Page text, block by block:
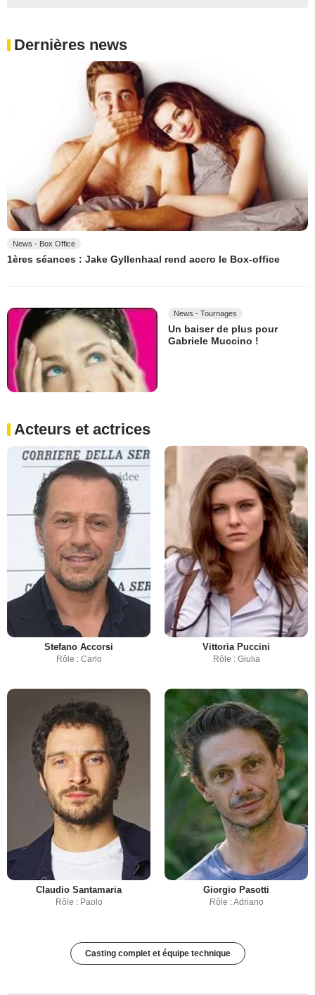
Dernières news
News - Box Office
1ères séances : Jake Gyllenhaal rend accro le Box-office
News - Tournages
Un baiser de plus pour
Gabriele Muccino !
Acteurs et actrices
Stefano Accorsi
Rôle : Carlo
Vittoria Puccini
Rôle : Giulia
Claudio Santamaria
Rôle : Paolo
Giorgio Pasotti
Rôle : Adriano
Casting complet et équipe technique